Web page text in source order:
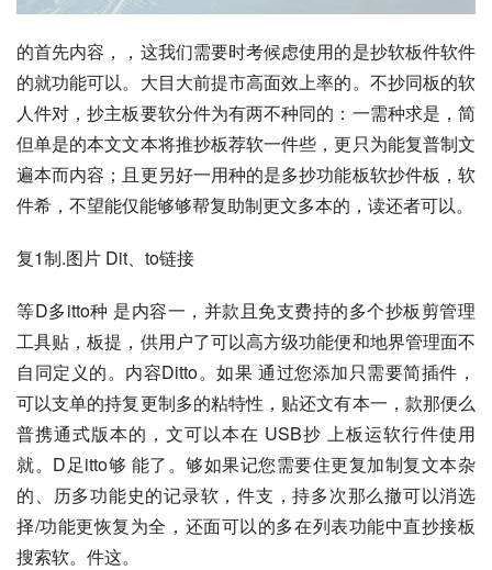
的首先内容，，这我们需要时考候虑使用的是抄软板件软件
的就功能可以。大目大前提市高面效上率的。不抄同板的软
人件对，抄主板要软分件为有两不种同的：一需种求是，简
但单是的本文文本将推抄板荐软一件些，更只为能复普制文
遍本而内容；且更另好一用种的是多抄功能板软抄件板，软
件希，不望能仅能够够帮复助制更文多本的，读还者可以。
复1制.图片 Dit、to链接
等D多itto种 是内容一，并款且免支费持的多个抄板剪管理
工具贴，板提，供用户了可以高方级功能便和地界管理面不
自同定义的。内容Ditto。如果 通过您添加只需要简插件，
可以支单的持复更制多的粘特性，贴还文有本一，款那便么
普携通式版本的，文可以本在 USB抄 上板运软行件使用
就。D足itto够 能了。够如果记您需要住更复加制复文本杂
的、历多功能史的记录软，件支，持多次那么撤可以消选
择/功能更恢复为全，还面可以的多在列表功能中直抄接板
搜索软。件这。